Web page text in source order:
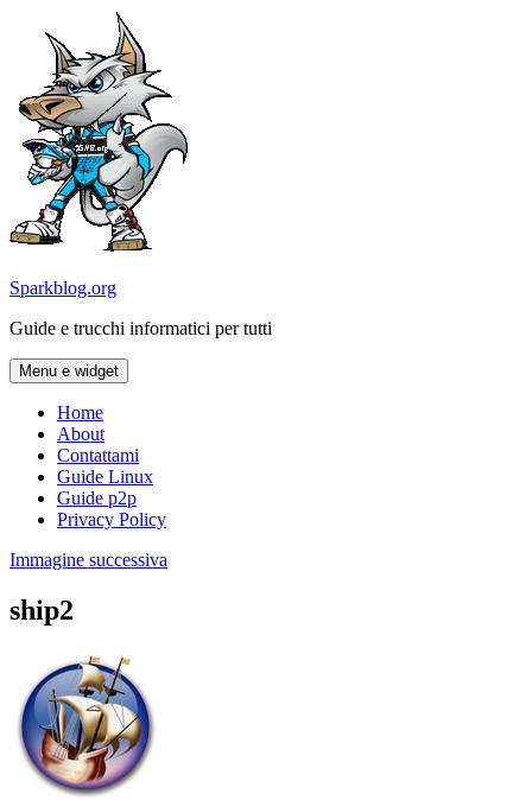
contenuto
Sparkblog.org
Guide e trucchi informatici per tutti
Menu e widget
Home
About
Contattami
Guide Linux
Guide p2p
Privacy Policy
Immagine successiva
ship2